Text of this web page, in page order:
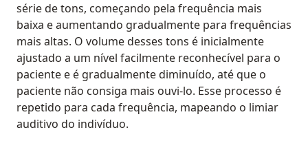
série de tons, começando pela frequência mais
baixa e aumentando gradualmente para frequências
mais altas. O volume desses tons é inicialmente
ajustado a um nível facilmente reconhecível para o
paciente e é gradualmente diminuído, até que o
paciente não consiga mais ouvi-lo. Esse processo é
repetido para cada frequência, mapeando o limiar
auditivo do indivíduo.